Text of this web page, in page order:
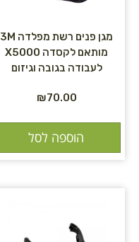
מגן פנים רשת מפלדה 3M
מותאם לקסדה X5000
לעבודה בגובה וגיזום
₪70.00
הוספה לסל